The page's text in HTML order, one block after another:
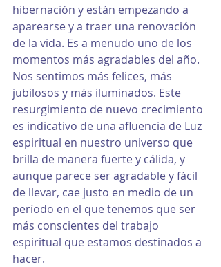
hibernación y están empezando a
aparearse y a traer una renovación
de la vida. Es a menudo uno de los
momentos más agradables del año.
Nos sentimos más felices, más
jubilosos y más iluminados. Este
resurgimiento de nuevo crecimiento
es indicativo de una afluencia de Luz
espiritual en nuestro universo que
brilla de manera fuerte y cálida, y
aunque parece ser agradable y fácil
de llevar, cae justo en medio de un
período en el que tenemos que ser
más conscientes del trabajo
espiritual que estamos destinados a
hacer.